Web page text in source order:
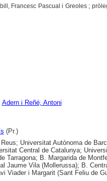
Francesc Pascual i Greoles ;
Adern i Reñé, Antoni
(Pr.)
Universitat Autònoma de
Central de Catalunya;
Tarragona; B. Margarida de
Jaume Vila (Mollerussa); B.
Viader i Margarit (Sant Feliu de